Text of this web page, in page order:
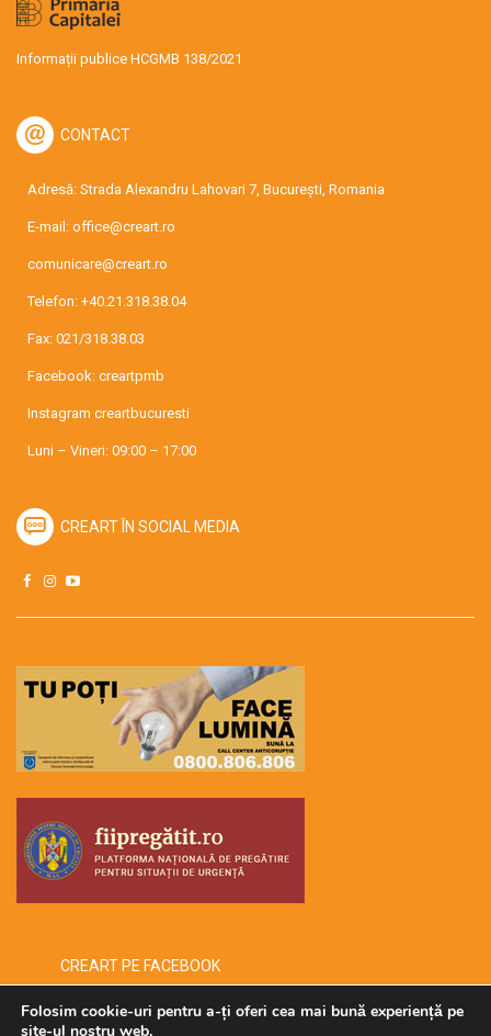
Informații publice HCGMB 138/2021
CONTACT
Adresă: Strada Alexandru Lahovari 7, București, Romania
E-mail: office@creart.ro
comunicare@creart.ro
Telefon: +40.21.318.38.04
Fax: 021/318.38.03
Facebook: creartpmb
Instagram creartbucuresti
Luni – Vineri: 09:00 – 17:00
CREART ÎN SOCIAL MEDIA
CREART PE FACEBOOK
Folosim cookie-uri pentru a-ți oferi cea mai bună experiență pe
site-ul nostru web.